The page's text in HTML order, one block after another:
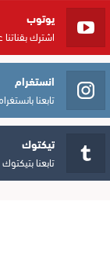
يوتوب
اشترك
انستغرام
تابعنا
تيكتوك
تابعنا بتيكتوك